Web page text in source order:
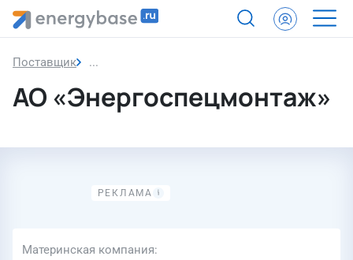
Поставщик АО «Энергоспецмонтаж»
АО «Энергоспецмонтаж»
Материнская компания